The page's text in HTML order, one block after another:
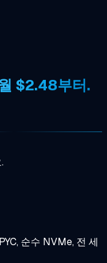
$2.48부터.
순수 NVMe, 전 세